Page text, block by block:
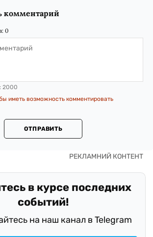
комментарий
0
2000
иметь возможность комментировать
ОТПРАВИТЬ
в курсе последних
событий!
на наш канал в Telegram